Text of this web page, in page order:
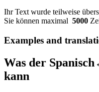
Ihr Text wurde teilweise
Sie können maximal 5000
Examples and
Was der
kann